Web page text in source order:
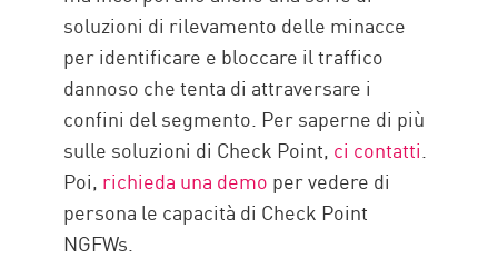
soluzioni di rilevamento delle minacce
per identificare e bloccare il traffico
dannoso che tenta di attraversare i
confini del segmento. Per saperne di più
sulle soluzioni di Check Point, ci contatti.
Poi, richieda una demo per vedere di
persona le capacità di Check Point
NGFWs.